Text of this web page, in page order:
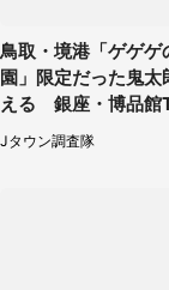
鳥取・境港「ゲゲゲ
園」限定だった鬼太
える 銀座・博品館
へ急げ【8／8～31】
Jタウン調査隊